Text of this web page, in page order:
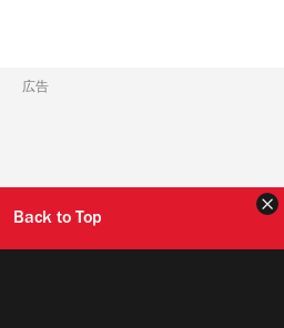
広告
Back to Top